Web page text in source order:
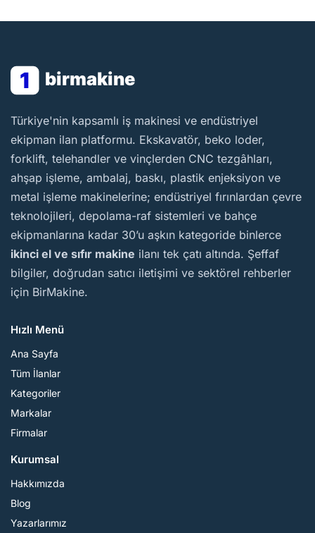
1 birmakine
BirMakine
Türkiye'nin kapsamlı iş makinesi ve endüstriyel
ekipman ilan platformu. Ekskavatör, beko loder,
forklift, telehandler ve vinçlerden CNC tezgâhları,
ahşap işleme, ambalaj, baskı, plastik enjeksiyon ve
metal işleme makinelerine; endüstriyel fırınlardan çevre
teknolojileri, depolama-raf sistemleri ve bahçe
ekipmanlarına kadar 30’u aşkın kategoride binlerce
ikinci el ve sıfır makine ilanı tek çatı altında. Şeffaf
bilgiler, doğrudan satıcı iletişimi ve sektörel rehberler
için BirMakine.
Hızlı Menü
Ana Sayfa
Tüm İlanlar
Kategoriler
Markalar
Firmalar
Kurumsal
Hakkımızda
Blog
Yazarlarımız